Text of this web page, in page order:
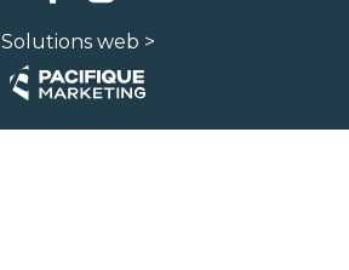
Solutions web >